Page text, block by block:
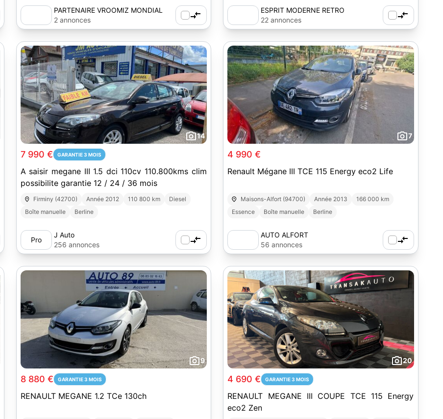
PARTENAIRE VROOMIZ MONDIAL
AUTO 45
2 annonces
ESPRIT MODERNE RETRO
AUTOMOBILES
22 annonces
14
7 990 € GARANTIE 3 MOIS
A saisir megane III 1.5 dci 110cv 110.800kms clim
possibilite garantie 12 / 24 / 36 mois
Firminy (42700) Année 2012 110 800 km
Diesel
Boîte manuelle
Berline
Pro
J Auto
256 annonces
7
4 990 €
Renault Mégane III TCE 115 Energy eco2 Life
Maisons-Alfort (94700) Année 2013
166 000 km
Essence
Boîte manuelle Berline
AUTO ALFORT
56 annonces
9
8 880 € GARANTIE 3 MOIS
RENAULT MEGANE 1.2 TCe 130ch
20
4 690 € GARANTIE 3 MOIS
RENAULT MEGANE III COUPE TCE 115 Energy
eco2 Zen